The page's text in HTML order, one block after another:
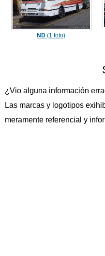
ND (1 foto)
¿Vio alguna información
Las marcas y logotipos
meramente referencial y